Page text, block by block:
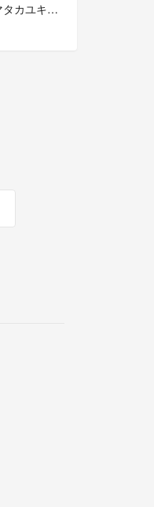
キジマタカユキ KIJIMA TAKAYUKI オフホワイト ニット帽